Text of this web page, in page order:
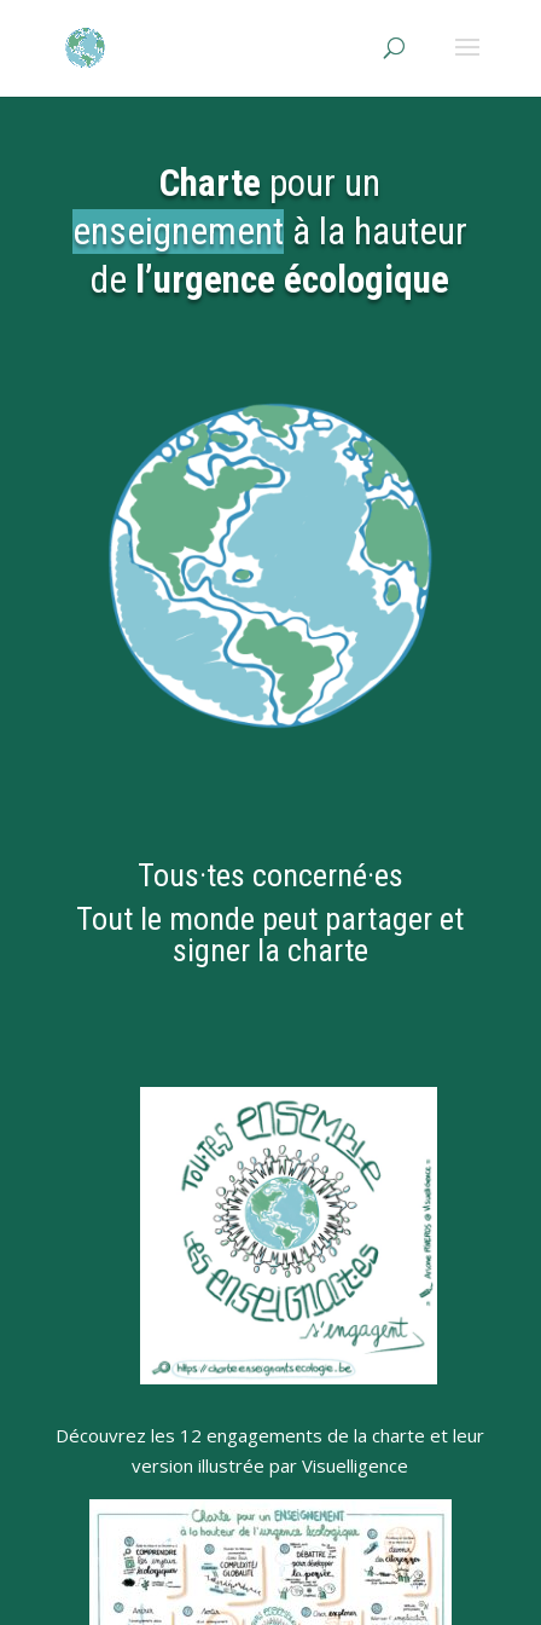
Charte pour un
enseignement à la hauteur
de l’urgence écologique
Tous·tes concerné·es
Tout le monde peut partager et
signer la charte
Découvrez les 12 engagements de la charte et leur
version illustrée par Visuelligence